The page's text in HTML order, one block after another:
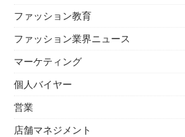
ファッション教育
ファッション業界ニュース
マーケティング
個人バイヤー
営業
店舗マネジメント